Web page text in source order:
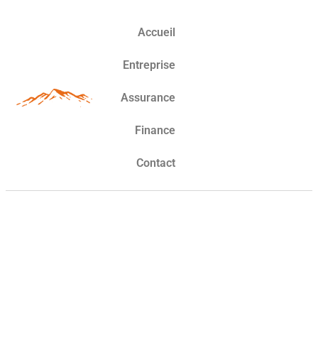
Accueil
Entreprise
Assurance
Finance
Contact